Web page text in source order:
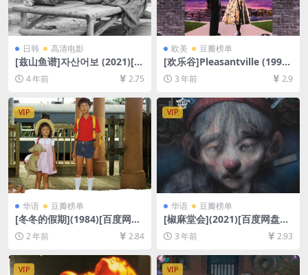
日韩 高清电影
[兹山鱼谱]자산어보 (2021)[百
度网盘+迅雷云盘资源1080P
超清未删减][MP4/5.3GB][韩
4 年前 2.75
欧美 豆瓣榜单
[欢乐谷]Pleasantville (1998)
[百度网盘+夸克网盘1080P超
清未删减资源][网盘在线播放/
下载][MP4/7.7GB][中文字幕]
3 年前 2.9
VIP
华语 豆瓣榜单
[冬冬的假期](1984)[百度网盘
+夸克网盘1080P超清未删减
资源][网盘在线播放/下载][MP
4/6.6GB][中文字幕]
2 年前 2.84
VIP
华语 豆瓣榜单
[椒麻堂会](2021)[百度网盘
+夸克网盘资源1080P超清未
删减][MP4/11GB][中文字幕]
3 年前 2.93
VIP VIP